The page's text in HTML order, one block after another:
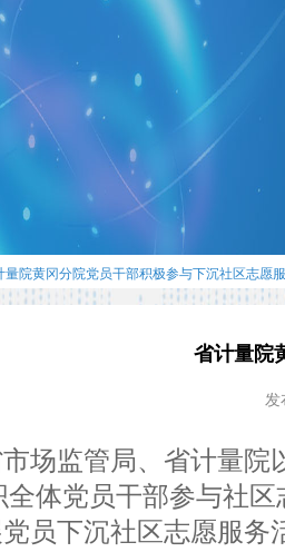
量院黄冈分院党员干部积极参与下沉社区志愿
省计量院
发
场监管局、省计量院
全体党员干部参与社
员下沉社区志愿服